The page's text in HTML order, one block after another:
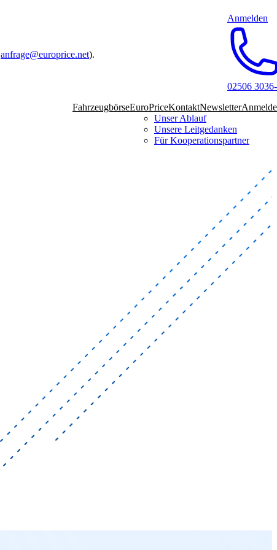
Anmelden
02506
FahrzeugbörseEuroPrice
Unser Ablauf
Unsere Leitgedanken
Für Kooperationspartner
KontaktNewsletter
anfrage@europrice.net).